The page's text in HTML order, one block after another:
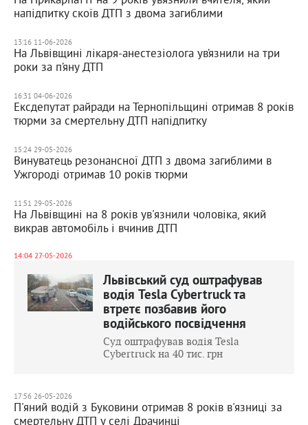
напідпитку скоїв ДТП з двома загиблими
13:16 11-06-2026
На Львівщині лікаря-анестезіолога ув’язнили на три
роки за п’яну ДТП
16:31 04-06-2026
Ексдепутат райради на Тернопільщині отримав 8 років
тюрми за смертельну ДТП напідпитку
15:24 29-05-2026
Винуватець резонансної ДТП з двома загиблими в
Ужгороді отримав 10 років тюрми
11:51 29-05-2026
На Львівщині на 8 років ув'язнили чоловіка, який
викрав автомобіль і вчинив ДТП
14:04 27-05-2026
Львівський суд оштрафував
водія Tesla Cybertruck та
втретє позбавив його
водійського посвідчення
Суд оштрафував водія Tesla
Cybertruck на 40 тис. грн
17:56 26-05-2026
П'яний водій з Буковини отримав 8 років в'язниці за
смертельну ДТП у селі Драчинці